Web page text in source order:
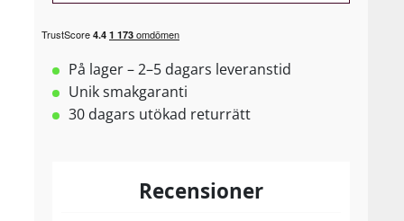
På lager – 2–5 dagars leveranstid
Unik smakgaranti
30 dagars utökad returrätt
Recensioner